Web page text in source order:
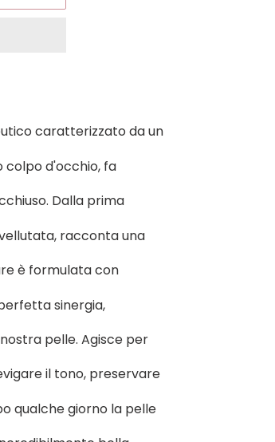
caratterizzato da un
colpo d'occhio, fa
Dalla prima
racconta una
è formulata con
sinergia,
pelle. Agisce per
il tono, preservare
qualche giorno la pelle